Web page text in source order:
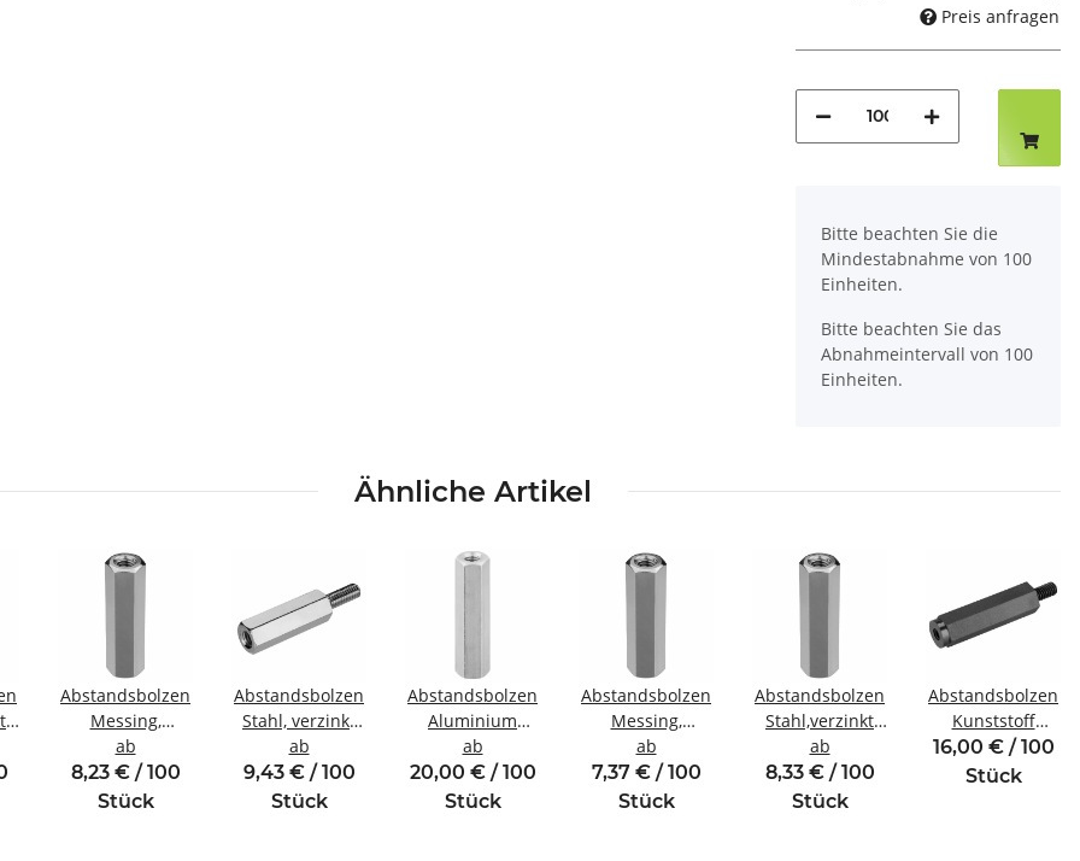
Preis anfragen
Bitte beachten Sie die
Mindestabnahme von 100
Einheiten.
Bitte beachten Sie das
Abnahmeintervall von 100
Einheiten.
Ähnliche Artikel
Abstandsbolzen
Messing,
vernickelt
Innen/Innengewinde
M3 SW5,5
ab
8,23 € / 100
Stück
Abstandsbolzen
Stahl, verzinkt
Innen/Außengewinde
M3 SW5,5
ab
9,43 € / 100
Stück
Abstandsbolzen
Aluminium
Innen/Innengewinde
M3 SW6
ab
20,00 € / 100
Stück
Abstandsbolzen
Messing,
vernickelt
Innen/Innengewinde
M3 SW5
ab
7,37 € / 100
Stück
Abstandsbolzen
Stahl,verzinkt
Innen/Innengewinde
M3 SW6
ab
8,33 € / 100
Stück
Abstandsbolzen
Kunststoff
Innen/
M3 SW5,5
16,00 € / 100
Stück